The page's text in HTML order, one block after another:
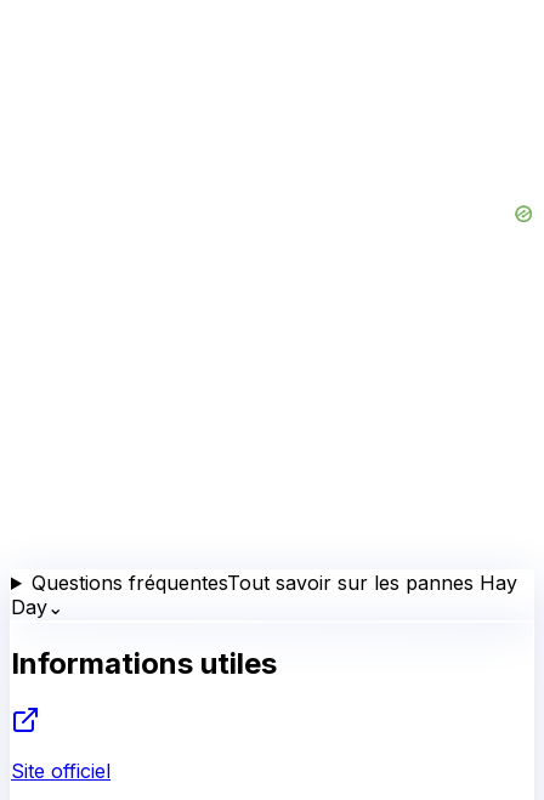
Questions fréquentesTout savoir sur les pannes Hay
Day⌄
Informations utiles
Site officiel